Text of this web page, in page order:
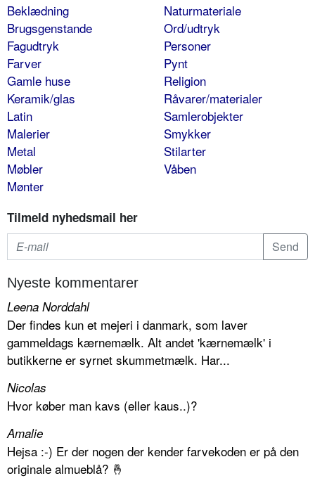
Beklædning
Brugsgenstande
Fagudtryk
Farver
Gamle huse
Keramik/glas
Latin
Malerier
Metal
Møbler
Mønter
Naturmateriale
Ord/udtryk
Personer
Pynt
Religion
Råvarer/materialer
Samlerobjekter
Smykker
Stilarter
Våben
Tilmeld nyhedsmail her
Nyeste kommentarer
Leena Norddahl
Der findes kun et mejeri i danmark, som laver
gammeldags kærnemælk. Alt andet 'kærnemælk' i
butikkerne er syrnet skummetmælk. Har...
Nicolas
Hvor køber man kavs (eller kaus..)?
Amalie
Hejsa :-) Er der nogen der kender farvekoden er på den
originale almueblå? 🤞